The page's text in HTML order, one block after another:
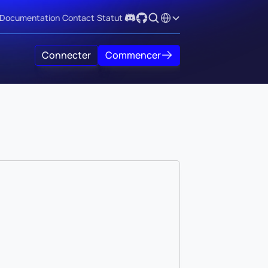
Documentation Contact Statut Select Language
Connecter Commencer